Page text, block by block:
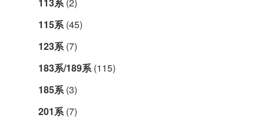
115系(45)
123系(7)
183系/189系(115)
185系(3)
201系(7)